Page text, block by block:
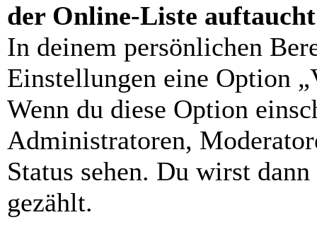
der Online-Liste
In deinem persönlichen
Einstellungen eine Option
Wenn du diese Option
Administratoren,
Status sehen. Du wirst
gezählt.